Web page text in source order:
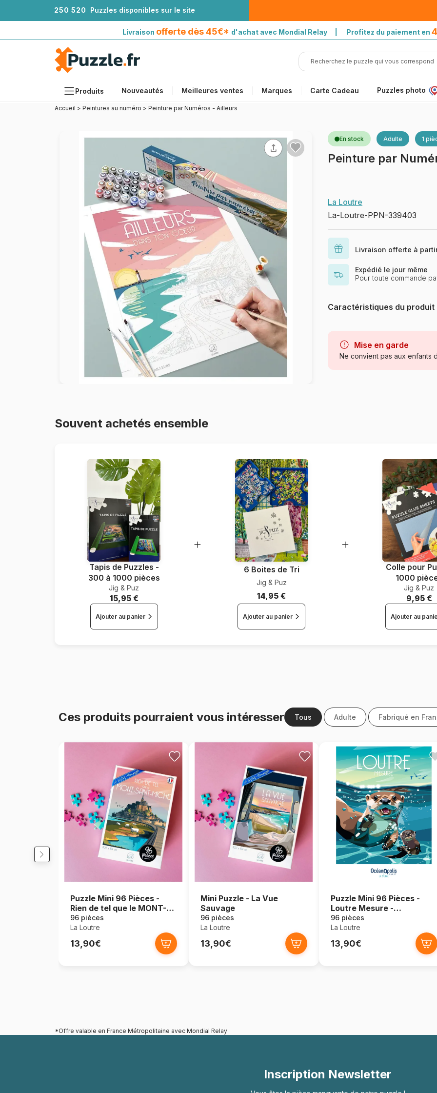
250 520 Puzzles disponibles sur le site
Livraison offerte dès 45€* d'achat avec Mondial Relay | Profitez du paiement en
Produits Nouveautés Meilleures ventes Marques Carte Cadeau Puzzles photo
Accessoires
Puzzles en bois
Peinture au numéro
avec Mondial Relay
Accueil > Peintures au numéro > Peinture par Numéros - Ailleurs
En stock Adulte 1
Peinture par
La Loutre
La-Loutre-PPN-339403
Livraison offerte à
Expédié le jour même
Pour toute commande
Caractéristiques du produit
Catégorie
Age
Mise en garde
Ne convient pas aux enfants
Souvent achetés ensemble
Tapis de Puzzles -
300 à 1000 pièces
Jig & Puz
15,95 €
Ajouter au panier
6 Boites de Tri
Jig & Puz
14,95 €
Ajouter au panier
Colle pour
1000
Jig & Puz
9,95 €
Ajouter au
Ces produits pourraient vous intéresser Tous Adulte Fabriqué en
Puzzle Mini 96 Pièces -
Rien de tel que le MONT-
SAINT-MICHEL
96 pièces
La Loutre
13,90€
Mini Puzzle - La Vue
Sauvage
96 pièces
La Loutre
13,90€
Puzzle Mini 96 Pièces -
Loutre Mesure -
Oceanopolis
96 pièces
La Loutre
13,90€
*Offre valable en France Métropolitaine avec Mondial Relay
Inscription Newsletter